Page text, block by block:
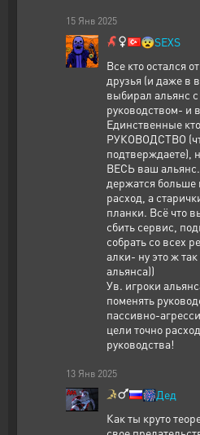
15 Янв 2025
😨SEXS
Все кто остался
друзья (и даже в
выбирал альянс
руководством- и
Единственные
РУКОВОДСТВО
подтверждаете),
ВЕСЬ ваш
держатся больше
расход, а
планки. Всё что
сбить сервис,
собрать со всех
алки- ну это ж
альянса))
Ув. игроки
поменять
пассивно-
цели точно
руководства!
13 Янв 2025
🎆Дед
Как ты круто